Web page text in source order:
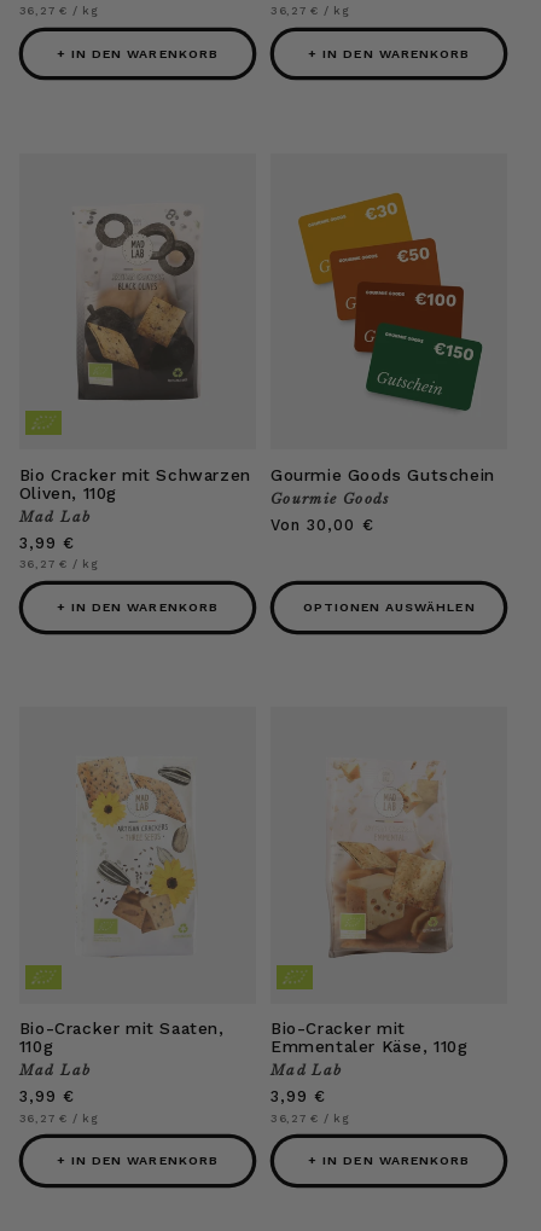
Preis
Grundpreis
36,27 € / pro
kg
+ IN DEN WARENKORB
Preis
Grundpreis
36,27 € / pro
kg
+ IN DEN WARENKORB
Bio Cracker mit Schwarzen
Oliven, 110g
Anbieter:
Mad Lab
Normaler
Preis
3,99 €
Grundpreis
36,27 € / pro
kg
+ IN DEN WARENKORB
Gourmie Goods Gutschein
Anbieter:
Gourmie Goods
Normaler
Von 30,00 €
OPTIONEN AUSWÄHLEN
Bio-Cracker mit Saaten,
110g
Anbieter:
Mad Lab
Normaler
Preis
3,99 €
Grundpreis
36,27 € / pro
kg
+ IN DEN WARENKORB
Bio-Cracker mit
Emmentaler Käse, 110g
Anbieter:
Mad Lab
Normaler
Preis
3,99 €
Grundpreis
36,27 € / pro
kg
+ IN DEN WARENKORB